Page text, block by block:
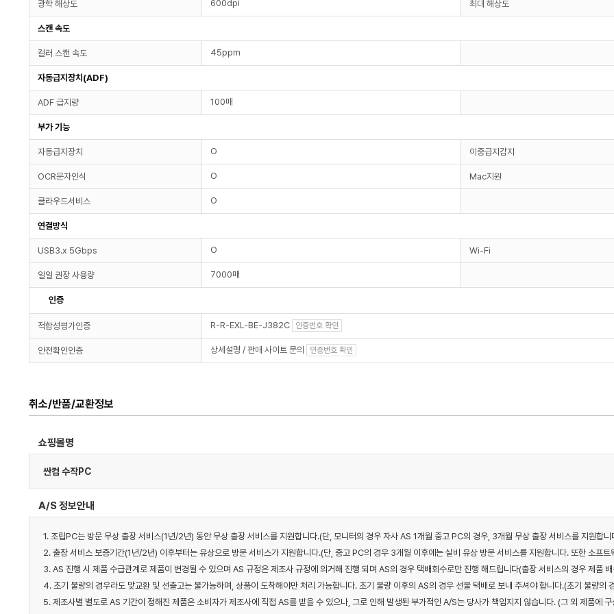
광학 해상도 600dpi 최대 해상도
스캔 속도
컬러 스캔 속도 45ppm
자동급지장치(ADF)
ADF 급지량 100매
부가 기능
자동급지장치 O 이중급지감지
OCR문자인식 O Mac지원
클라우드서비스 O
연결방식
USB3.x 5Gbps O Wi-Fi
일일 권장 사용량 7000매
인증
적합성평가인증 R-R-EXL-BE-J382C 인증번호 확인
안전확인인증 상세설명 / 판매 사이트 문의 인증번호 확인
취소/반품/교환정보
쇼핑몰명
싼컴 수작PC
A/S 정보안내
1. 조립PC는 방문 무상 출장 서비스(1년/2년) 동안 무상 출장 서비스를 지원합니다.(단, 모니터의 경우 자사 AS 1개월 중고 PC의 경우, 3개월 무상 출장 서비스를 지원합니
2. 출장 서비스 보증기간(1년/2년) 이후부터는 유상으로 방문 서비스가 지원합니다.(단, 중고 PC의 경우 3개월 이후에는 실비 유상 방문 서비스를 지원합니다. 또한 소프
3. AS 진행 시 제품 수급관계로 제품이 변경될 수 있으며 AS 규정은 제조사 규정에 의거해 진행 되며 AS의 경우 택배회수로만 진행 해드립니다(출장 서비스의 경우 제품
4. 초기 불량의 경우라도 맞교환 및 선출고는 불가능하며, 상품이 도착해야만 처리 가능합니다. 초기 불량 이후의 AS의 경우 선불 택배로 보내 주셔야 합니다.(초기 불량의
5. 제조사별 별도로 AS 기간이 정해진 제품은 소비자가 제조사에 직접 AS를 받을 수 있으나, 그로 인해 발생된 부가적인 A/S는 당사가 책임지지 않습니다. (그 외 제품에